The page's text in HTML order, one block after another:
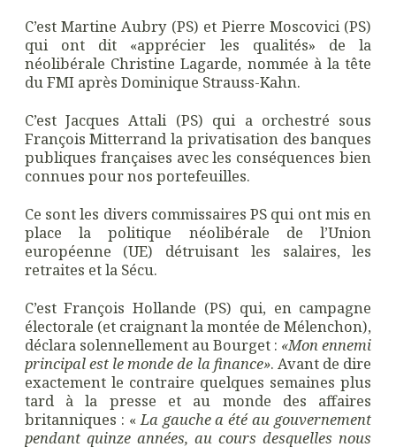
C’est Martine Aubry (PS) et Pierre Moscovici (PS)
qui ont dit «apprécier les qualités» de la
néolibérale Christine Lagarde, nommée à la tête
du FMI après Dominique Strauss-Kahn.
C’est Jacques Attali (PS) qui a orchestré sous
François Mitterrand la privatisation des banques
publiques françaises avec les conséquences bien
connues pour nos portefeuilles.
Ce sont les divers commissaires PS qui ont mis en
place la politique néolibérale de l’Union
européenne (UE) détruisant les salaires, les
retraites et la Sécu.
C’est François Hollande (PS) qui, en campagne
électorale (et craignant la montée de Mélenchon),
déclara solennellement au Bourget : «Mon ennemi
principal est le monde de la finance». Avant de dire
exactement le contraire quelques semaines plus
tard à la presse et au monde des affaires
britanniques : « La gauche a été au gouvernement
pendant quinze années, au cours desquelles nous